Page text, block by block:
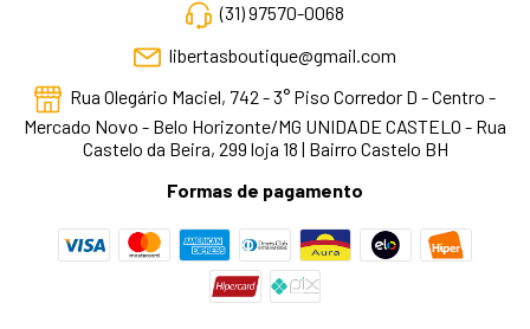
(31) 97570-0068
libertasboutique@gmail.com
Rua Olegário Maciel, 742 - 3° Piso Corredor D - Centro -
Mercado Novo - Belo Horizonte/MG UNIDADE CASTELO - Rua
Castelo da Beira, 299 loja 18 | Bairro Castelo BH
Formas de pagamento